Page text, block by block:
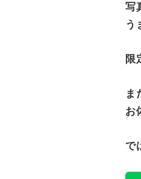
写
う
限
ま
お
で